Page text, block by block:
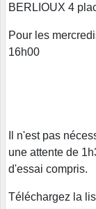
BERLIOUX 4
Pour les
16h00
6/10
11 ans
Il n'est pas
une attente de
d'essai compris.
Téléchargez la